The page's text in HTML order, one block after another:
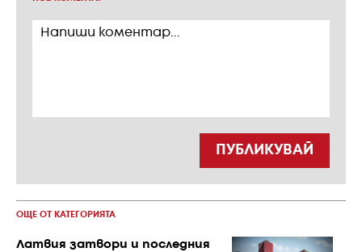
ПУБЛИКУВАЙ
ОЩЕ ОТ КАТЕГОРИЯТА
Латвия затвори и последния